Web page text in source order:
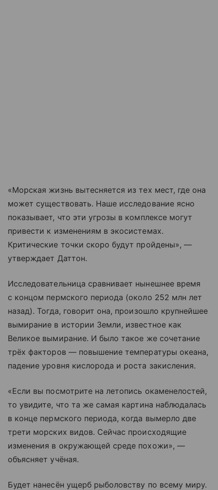
«Морская жизнь вытесняется из тех мест, где она
может существовать. Наше исследование ясно
показывает, что эти угрозы в комплексе могут
привести к изменениям в экосистемах.
Критические точки скоро будут пройдены», —
утверждает Даттон.
Исследовательница сравнивает нынешнее время
с концом пермского периода (около 252 млн лет
назад). Тогда, говорит она, произошло крупнейшее
вымирание в истории Земли, известное как
Великое вымирание. И было такое же сочетание
трёх факторов — повышение температуры океана,
падение уровня кислорода и роста закисления.
«Если вы посмотрите на летопись окаменелостей,
то увидите, что та же самая картина наблюдалась
в конце пермского периода, когда вымерло две
трети морских видов. Сейчас происходящие
изменения в окружающей среде похожи», —
объясняет учёная.
Будет нанесён ущерб рыболовству по всему миру.